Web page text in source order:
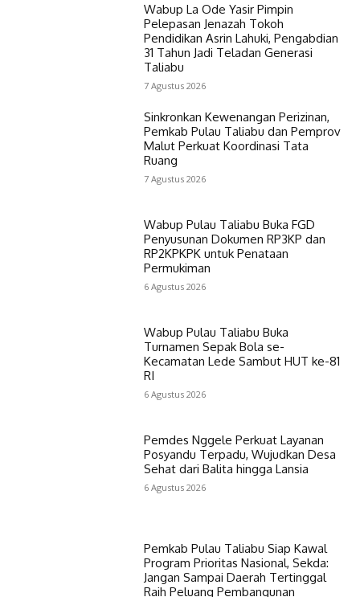
Wabup La Ode Yasir Pimpin
Pelepasan Jenazah Tokoh
Pendidikan Asrin Lahuki, Pengabdian
31 Tahun Jadi Teladan Generasi
Taliabu
7 Agustus 2026
Sinkronkan Kewenangan Perizinan,
Pemkab Pulau Taliabu dan Pemprov
Malut Perkuat Koordinasi Tata
Ruang
7 Agustus 2026
Wabup Pulau Taliabu Buka FGD
Penyusunan Dokumen RP3KP dan
RP2KPKPK untuk Penataan
Permukiman
6 Agustus 2026
Wabup Pulau Taliabu Buka
Turnamen Sepak Bola se-
Kecamatan Lede Sambut HUT ke-81
RI
6 Agustus 2026
Pemdes Nggele Perkuat Layanan
Posyandu Terpadu, Wujudkan Desa
Sehat dari Balita hingga Lansia
6 Agustus 2026
Pemkab Pulau Taliabu Siap Kawal
Program Prioritas Nasional, Sekda:
Jangan Sampai Daerah Tertinggal
Raih Peluang Pembangunan